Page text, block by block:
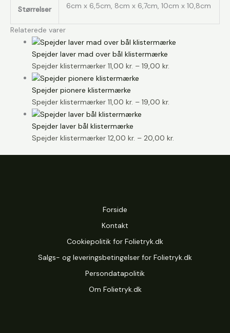
Størrelser 6cm x 6,5cm, 8cm x 6,7cm, 10cm x 10,8cm
Relaterede varer
Spejder laver mad over bål klistermærke
Spejder klistermærker 11,00 kr. – 19,00 kr.
Spejder pionere klistermærke
Spejder klistermærker 11,00 kr. – 19,00 kr.
19,00 kr.
Spejder laver bål klistermærke
Spejder klistermærker 12,00 kr. – 20,00 kr.
Forside
Kontakt
Cookiepolitik for Folietryk.dk
Salgs- og leveringsbetingelser for Folietryk.dk
Persondatapolitik
Om Folietryk.dk